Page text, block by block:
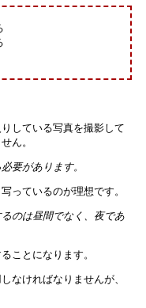
している写真を撮影して
ん。
要があります。
っているのが理想です。
のは昼間でなく、夜であ
ことになります。
なければなりませんが、